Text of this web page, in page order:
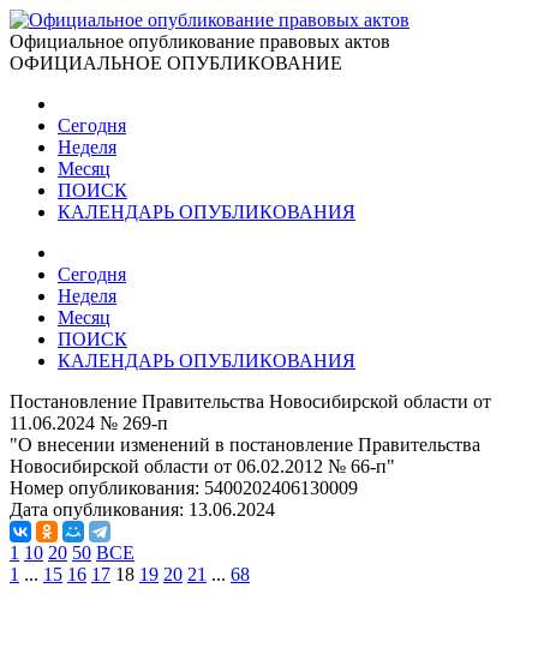
Официальное опубликование правовых актов
ОФИЦИАЛЬНОЕ ОПУБЛИКОВАНИЕ
Сегодня
Неделя
Месяц
ПОИСК
КАЛЕНДАРЬ ОПУБЛИКОВАНИЯ
Сегодня
Неделя
Месяц
ПОИСК
КАЛЕНДАРЬ ОПУБЛИКОВАНИЯ
Постановление Правительства Новосибирской области от
11.06.2024 № 269-п
"О внесении изменений в постановление Правительства
Новосибирской области от 06.02.2012 № 66-п"
Номер опубликования: 5400202406130009
Дата опубликования: 13.06.2024
1 10 20 50 ВСЕ
1 ... 15 16 17 18 19 20 21 ... 68